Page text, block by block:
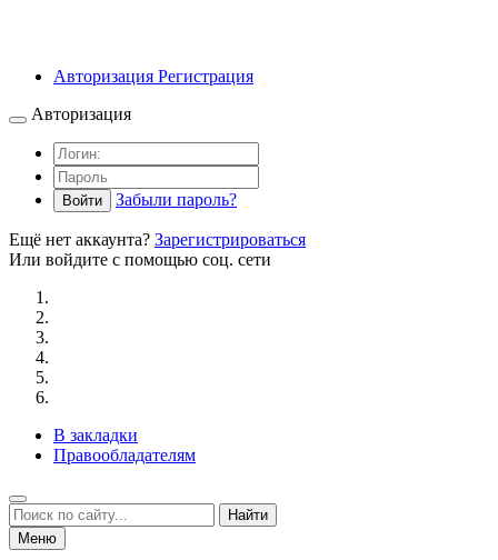
Авторизация Регистрация
Авторизация
Войти Забыли пароль?
Ещё нет аккаунта? Зарегистрироваться
Или войдите с помощью соц. сети
В закладки
Правообладателям
Найти
Меню